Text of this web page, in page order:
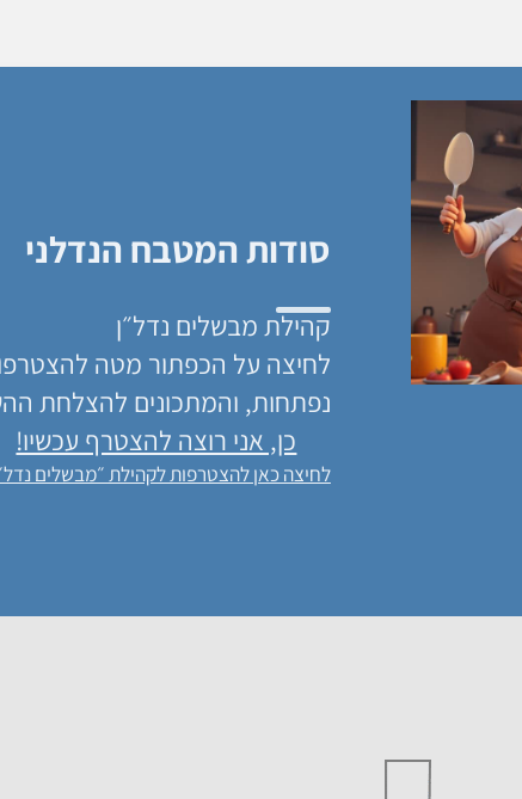
סודות המטבח הנדלני
קהילת מבשלים נדל״ן
לחיצה על הכפתור מטה
נפתחות, והמתכונים להצלחת
כן, אני רוצה להצטרף עכשיו!
לחיצה כאן להצטרפות לקהילת ״מבשלים